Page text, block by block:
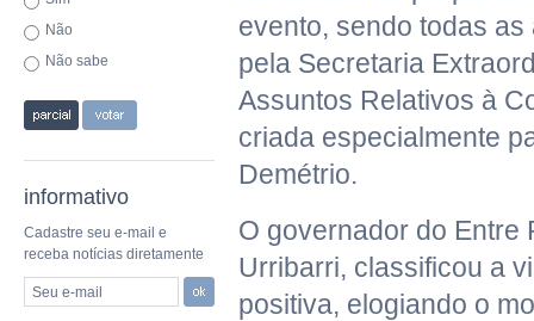
Não
Não sabe
informativo
Cadastre seu e-mail e
receba notícias diretamente
Seu e-mail
evento, sendo todas
pela Secretaria
Assuntos Relativos à
criada especialmente
Demétrio.
O governador do Entre
Urribarri, classificou a
positiva, elogiando o